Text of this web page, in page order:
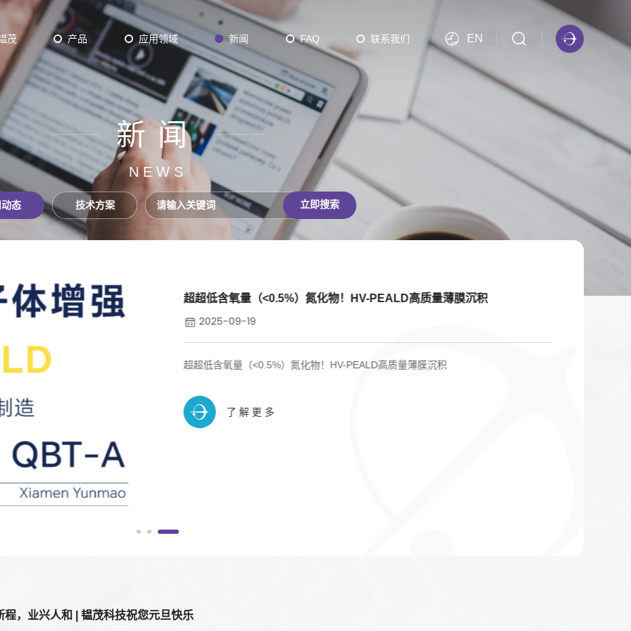
茂 产品
Plasma Batch ALD PBATCH 批次等离子体ALD
PBATCH-A300 批次等离子体ALD（EFEM可选）
Multi PBATCH 批次等离子体ALD（EFEM可选）
Thermal Batch ALD
12 inch ALD
ALD/CVD
应用领域 新闻 FAQ 联系我们 EN
新闻
NEWS
态 技术方案 立即搜索
超超低含氧量（<0.5%）氮化物！HV-PEALD高质量薄膜沉积
2025-09-19
超超低含氧量（<0.5%）氮化物！HV-PEALD高质量薄膜沉积
了解更多
程，业兴人和 | 韫茂科技祝您元旦快乐